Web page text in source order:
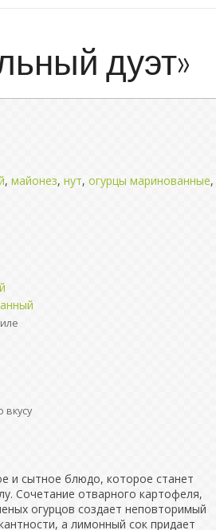
дуэт»
, майонез, нут, огурцы маринованные,
вкусу
и сытное блюдо, которое станет
Сочетание отварного картофеля,
огурцов создает неповторимый
а лимонный сок придает